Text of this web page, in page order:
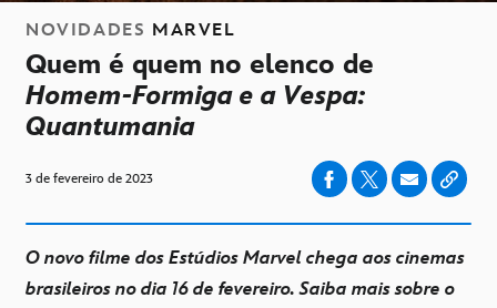
NOVIDADES MARVEL
Quem é quem no elenco de
Homem-Formiga e a Vespa:
Quantumania
3 de fevereiro de 2023
O novo filme dos Estúdios Marvel chega aos cinemas
brasileiros no dia 16 de fevereiro. Saiba mais sobre o